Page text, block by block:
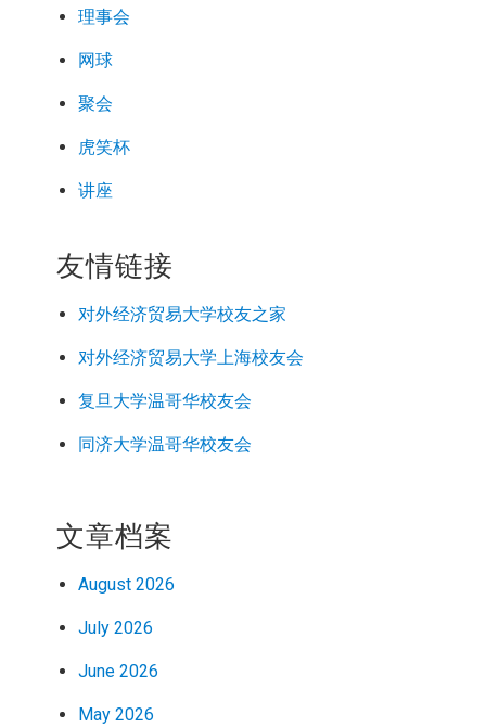
理事会
网球
聚会
虎笑杯
讲座
友情链接
对外经济贸易大学校友之家
对外经济贸易大学上海校友会
复旦大学温哥华校友会
同济大学温哥华校友会
文章档案
August 2026
July 2026
June 2026
May 2026